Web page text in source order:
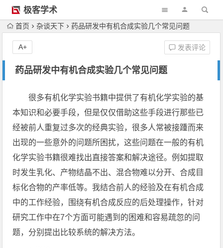
极客学术
首页 杂谈天下 药品研发中有机合成实验几个常见问题
药品研发中有机合成实验几个常见问题
发表评论
A+
很多有机化学实验书籍中提供了有机化学实验的基
本知识和必要手段，但是仅仅借助这些手段进行那些已
经被前人重复过多次的经典实验，很多人常被接踵而来
出现的一些意外的问题所困扰，这些问题在一般的有机
化学实验书籍很难找出直接答案和解决途径。例如提取
时发生乳化、产物结晶不出、混合物难以分开、合成目
标化合物的产率低等。我结合前人的经验及在有机合成
中的工作经验，围绕有机合成反应的后处理操作，针对
研究工作中在7个方面可能遇到的困难和容易疏忽的问
题，分别提出比较系统的解决方法。